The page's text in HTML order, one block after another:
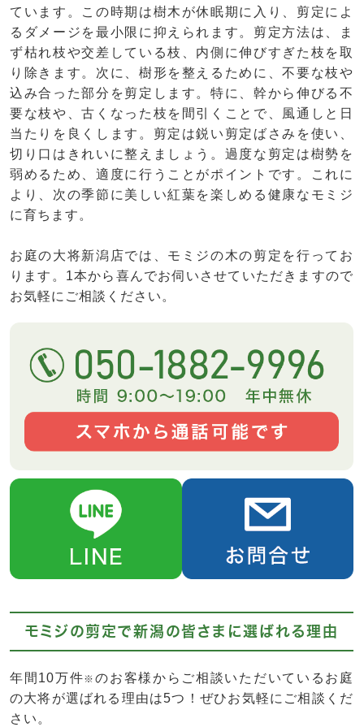
ています。この時期は樹木が休眠期に入り、剪定によ
るダメージを最小限に抑えられます。剪定方法は、ま
ず枯れ枝や交差している枝、内側に伸びすぎた枝を取
り除きます。次に、樹形を整えるために、不要な枝や
込み合った部分を剪定します。特に、幹から伸びる不
要な枝や、古くなった枝を間引くことで、風通しと日
当たりを良くします。剪定は鋭い剪定ばさみを使い、
切り口はきれいに整えましょう。過度な剪定は樹勢を
弱めるため、適度に行うことがポイントです。これに
より、次の季節に美しい紅葉を楽しめる健康なモミジ
に育ちます。
お庭の大将新潟店では、モミジの木の剪定を行ってお
ります。1本から喜んでお伺いさせていただきますので
お気軽にご相談ください。
モミジの剪定で新潟の皆さまに選ばれる理由
年間10万件※のお客様からご相談いただいているお庭
の大将が選ばれる理由は5つ！ぜひお気軽にご相談くだ
さい。